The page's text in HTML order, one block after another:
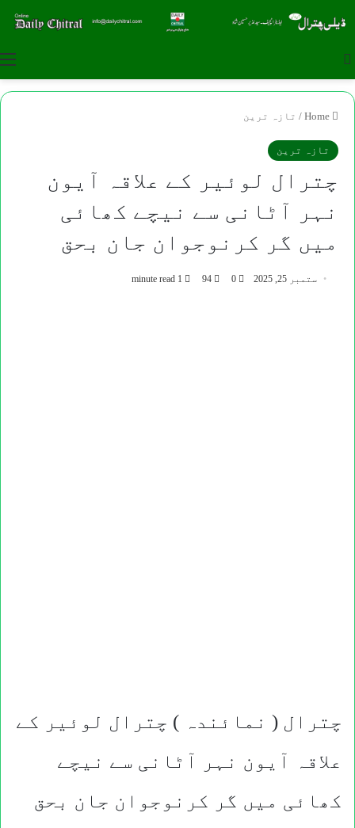
/ تازہ ترین
تازہ ترین
چترال لوئیر کے علاقہ آیون
نہر آٹانی سے نیچے کھائی
میں گر کرنوجوان جان بحق
ستمبر 25, 2025 0
94
چترال ( نمائندہ ) چترال لوئیر کے
علاقہ آیون نہر آٹانی سے نیچے
کھائی میں گر کرنوجوان جان بحق